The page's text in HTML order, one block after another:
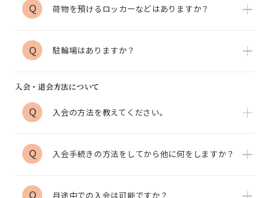
Q 荷物を預けるロッカーなどはありますか？
Q 駐輪場はありますか？
入会・退会方法について
Q 入会の方法を教えてください。
Q 入会手続きの方法をしてから他に何をしますか？
Q 月途中での入会は可能ですか？